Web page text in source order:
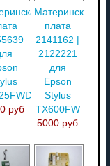
руб
Материнская
плата
2141162 |
2122221
для
Epson
Stylus
TX600FW
5000 руб